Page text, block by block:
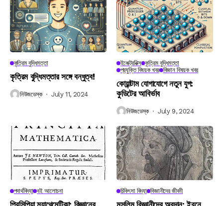
কৃত্রিম বুদ্ধিমত্তা
কৃত্রিম বুদ্ধিমত্তার সঙ্গে বন্ধুত্ব!
নিউজডেস্ক July 11, 2024
ইলেক্ট্রনিক্স কৃত্রিম বুদ্ধিমত্তা
প্রযুক্তি বিষয়ক খবর বিজ্ঞান বিষয়ক খবর
কোয়ান্টাম যোগাযোগে নতুন যুগ:
কুডিটের আবির্ভাব
নিউজডেস্ক July 9, 2024
পদার্থবিদ্যা বই আলোচনা চিকিৎসা বিদ্যা বিজ্ঞানীদের জীবনী